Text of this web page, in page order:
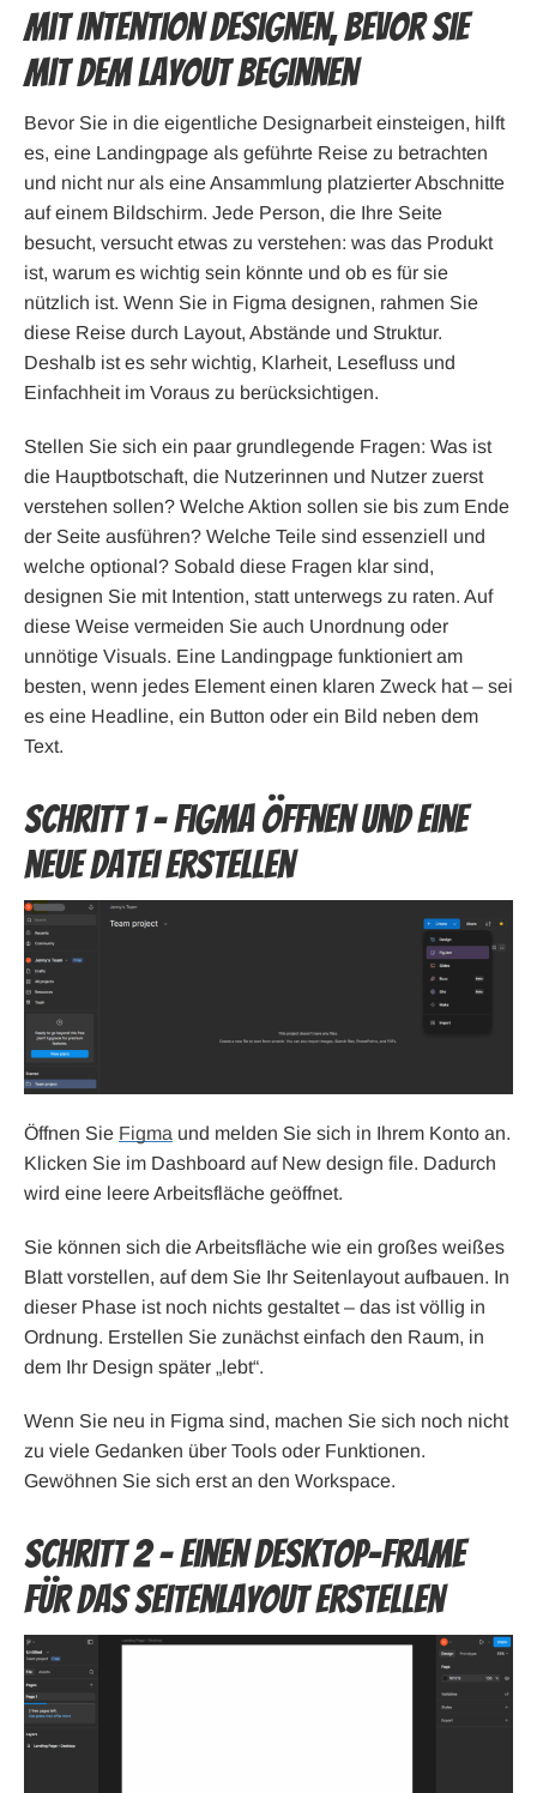
Mit Intention designen, bevor Sie
mit dem Layout beginnen
Bevor Sie in die eigentliche Designarbeit einsteigen, hilft
es, eine Landingpage als geführte Reise zu betrachten
und nicht nur als eine Ansammlung platzierter Abschnitte
auf einem Bildschirm. Jede Person, die Ihre Seite
besucht, versucht etwas zu verstehen: was das Produkt
ist, warum es wichtig sein könnte und ob es für sie
nützlich ist. Wenn Sie in Figma designen, rahmen Sie
diese Reise durch Layout, Abstände und Struktur.
Deshalb ist es sehr wichtig, Klarheit, Lesefluss und
Einfachheit im Voraus zu berücksichtigen.
Stellen Sie sich ein paar grundlegende Fragen: Was ist
die Hauptbotschaft, die Nutzerinnen und Nutzer zuerst
verstehen sollen? Welche Aktion sollen sie bis zum Ende
der Seite ausführen? Welche Teile sind essenziell und
welche optional? Sobald diese Fragen klar sind,
designen Sie mit Intention, statt unterwegs zu raten. Auf
diese Weise vermeiden Sie auch Unordnung oder
unnötige Visuals. Eine Landingpage funktioniert am
besten, wenn jedes Element einen klaren Zweck hat – sei
es eine Headline, ein Button oder ein Bild neben dem
Text.
Schritt 1 – Figma öffnen und eine
neue Datei erstellen
Öffnen Sie Figma und melden Sie sich in Ihrem Konto an.
Klicken Sie im Dashboard auf New design file. Dadurch
wird eine leere Arbeitsfläche geöffnet.
Sie können sich die Arbeitsfläche wie ein großes weißes
Blatt vorstellen, auf dem Sie Ihr Seitenlayout aufbauen. In
dieser Phase ist noch nichts gestaltet – das ist völlig in
Ordnung. Erstellen Sie zunächst einfach den Raum, in
dem Ihr Design später „lebt“.
Wenn Sie neu in Figma sind, machen Sie sich noch nicht
zu viele Gedanken über Tools oder Funktionen.
Gewöhnen Sie sich erst an den Workspace.
Schritt 2 – Einen Desktop-Frame
für das Seitenlayout erstellen